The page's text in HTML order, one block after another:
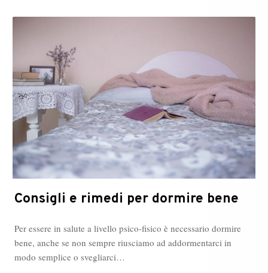
Consigli e rimedi per dormire bene
Per essere in salute a livello psico-fisico è necessario dormire
bene, anche se non sempre riusciamo ad addormentarci in
modo semplice o svegliarci…